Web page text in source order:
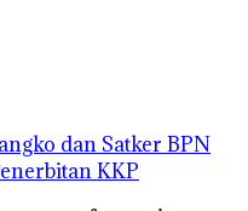
dan Satker BPN
KKP